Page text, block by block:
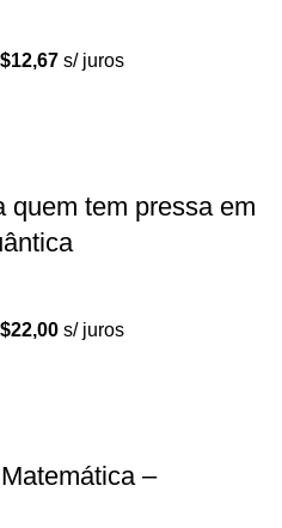
12,67 s/ juros
quem tem pressa em
22,00 s/ juros
–